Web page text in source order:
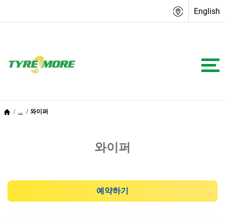
English
... 와이퍼
와이퍼
예약하기